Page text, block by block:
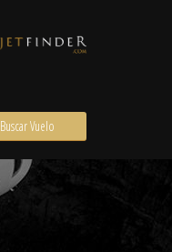
Buscar Vuelo